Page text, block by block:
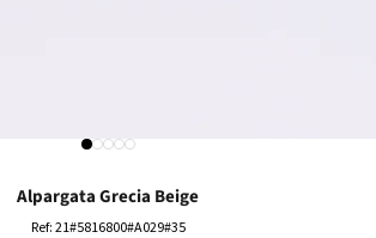
Ir al artículo 1
Ir al artículo 2
Ir al artículo 3
Ir al artículo 4
Ir al artículo 5
Alpargata Grecia Beige
Ref: 21#5816800#A029#35